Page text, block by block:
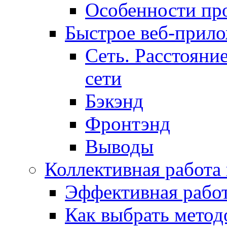
Особенности
Быстрое веб-
Сеть.
сети
Бэкэнд
Фронтэнд
Выводы
Коллективная
Эффективная
Как выбрать